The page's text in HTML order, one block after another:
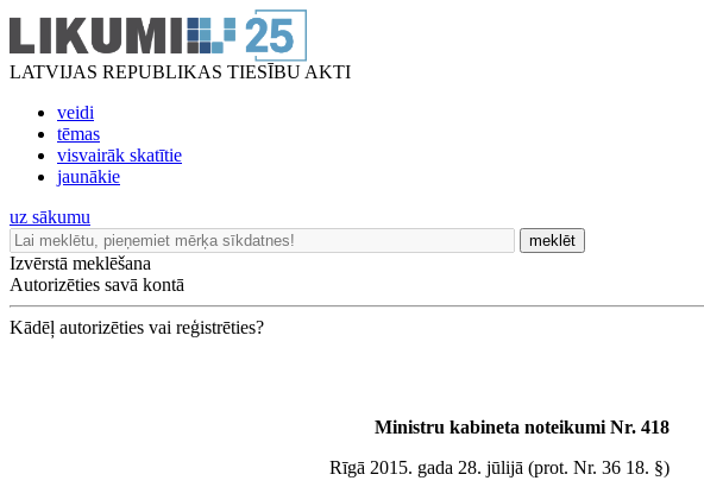
LATVIJAS REPUBLIKAS TIESĪBU AKTI
veidi
tēmas
visvairāk skatītie
jaunākie
uz sākumu
meklēt
Izvērstā meklēšana
Autorizēties savā kontā
Kādēļ autorizēties vai reģistrēties?
Ministru kabineta noteikumi Nr. 418
Rīgā 2015. gada 28. jūlijā (prot. Nr. 36 18. §)